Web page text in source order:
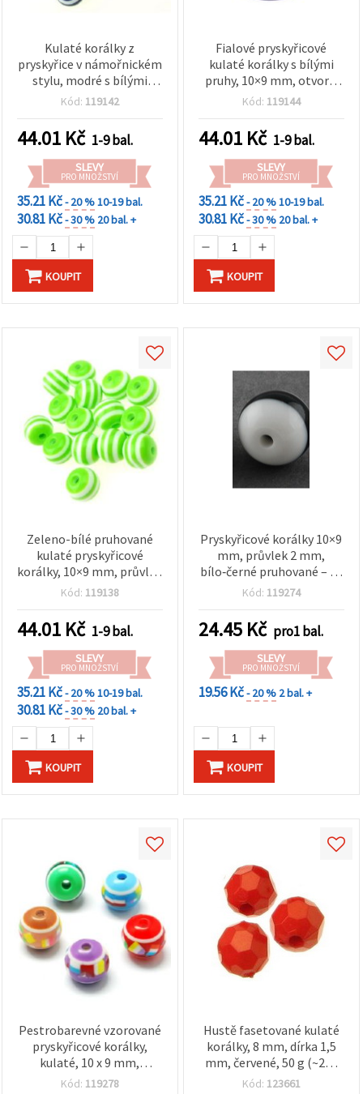
Kulaté korálky z
pryskyřice v námořnickém
stylu, modré s bílými
pruhy, 10×9 mm, otvor 2
výrobu šperků, náramků a
náhrdelníků
Kód: 119142
44.01 Kč 1-9 bal.
SLEVY
PRO MNOŽSTVÍ
35.21 Kč- 20 %10-19 bal.
30.81 Kč- 30 % 20 bal. +
KOUPIT
Fialové pryskyřicové
kulaté korálky s bílými
pruhy, 10×9 mm, otvor 2
mm – 50 ks
Kód: 119144
44.01 Kč 1-9 bal.
SLEVY
PRO MNOŽSTVÍ
35.21 Kč- 20 %10-19 bal.
30.81 Kč- 30 % 20 bal. +
KOUPIT
Zeleno-bílé pruhované
kulaté pryskyřicové
korálky, 10×9 mm, průvlek
2 mm – 50 ks
Kód: 119138
44.01 Kč 1-9 bal.
SLEVY
PRO MNOŽSTVÍ
35.21 Kč- 20 %10-19 bal.
30.81 Kč- 30 % 20 bal. +
KOUPIT
Pryskyřicové korálky 10×9
mm, průvlek 2 mm,
bílo‑černé pruhované – 50
ks
Kód: 119274
24.45 Kč pro1 bal.
SLEVY
PRO MNOŽSTVÍ
19.56 Kč- 20 % 2 bal. +
KOUPIT
Pestrobarevné vzorované
pryskyřicové korálky,
kulaté, 10 x 9 mm,
průvlek: 2 mm, mix barev -
Kód: 119278
Hustě fasetované kulaté
korálky, 8 mm, dírka 1,5
mm, červené, 50 g (~200
ks)
Kód: 123661